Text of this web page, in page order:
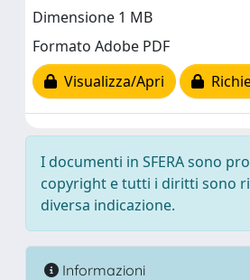
Dimensione 1 MB
Formato Adobe PDF
Visualizza/Apri
I documenti in SFERA sono
copyright e tutti i diritti sono
diversa indicazione.
Informazioni